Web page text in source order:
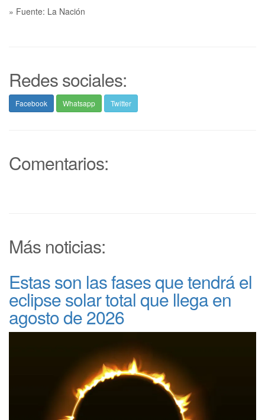
» Fuente: La Nación
Redes sociales:
Facebook Whatsapp Twitter
Comentarios:
Más noticias:
Estas son las fases que tendrá el
eclipse solar total que llega en
agosto de 2026